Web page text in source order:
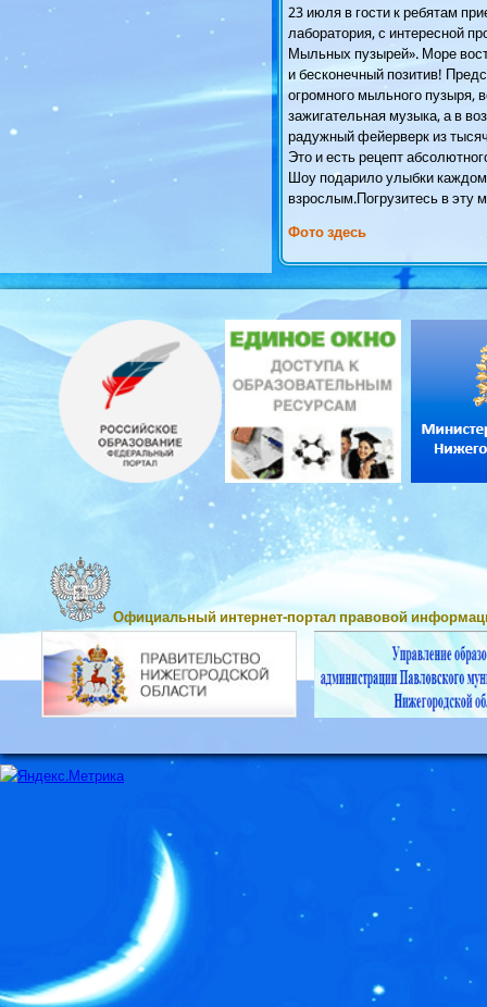
23 июля в гости к ребятам
лаборатория, с интересной
Мыльных пузырей». Море
и бесконечный позитив!
огромного мыльного пузыря,
зажигательная музыка, а в
радужный фейерверк из
Это и есть рецепт
Шоу подарило улыбки
взрослым.Погрузитесь в эту
Фото здесь
Официальный интернет-портал правовой